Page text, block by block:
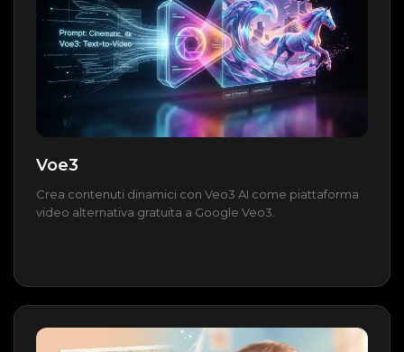
Voe3
Crea contenuti dinamici con Veo3 AI come piattaforma
video alternativa gratuita a Google Veo3.